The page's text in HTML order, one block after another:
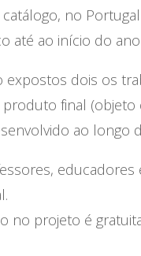
no
até ao início do
expostos dois os
final
ao longo
no projeto é